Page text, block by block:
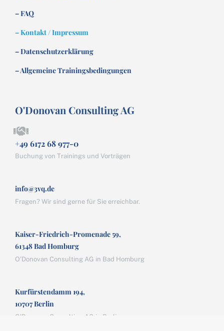
– FAQ
– Kontakt / Impressum
– Datenschutzerklärung
– Allgemeine Trainingsbedingungen
O'Donovan Consulting AG
+49 6172 68 977-0
Buchung von Trainings und Vorträgen
info@3vq.de
Fragen? Wir sind gerne für Sie erreichbar.
Kaiser-Friedrich-Promenade 59,
61348 Bad Homburg
O'Donovan Consulting AG in Bad Homburg
Kurfürstendamm 194,
10707 Berlin
O'Donovan Consulting AG in Berlin